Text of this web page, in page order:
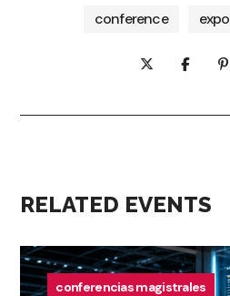
conference expo
RELATED EVENTS
conferencias magistrales